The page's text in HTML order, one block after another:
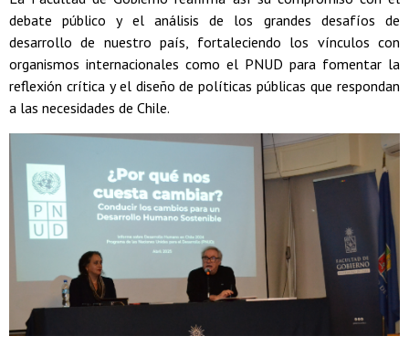
debate público y el análisis de los grandes desafíos de
desarrollo de nuestro país, fortaleciendo los vínculos con
organismos internacionales como el PNUD para fomentar la
reflexión crítica y el diseño de políticas públicas que respondan
a las necesidades de Chile.